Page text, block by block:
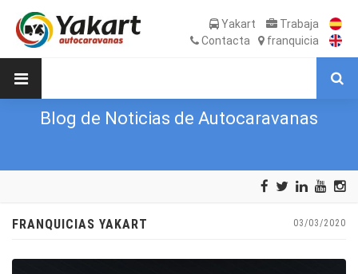
Yakart
Trabaja
Contacta
franquicia
Blog de Noticias de Autocaravanas
FRANQUICIAS YAKART 03/03/2020